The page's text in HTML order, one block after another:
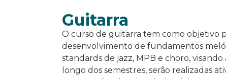
Guitarra
O curso de guitarra tem como objetivo
desenvolvimento de fundamentos
standards de jazz, MPB e choro,
longo dos semestres, serão realizadas